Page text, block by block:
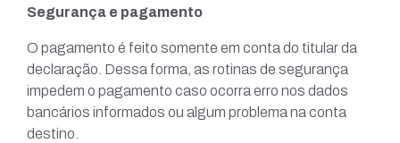
Segurança e pagamento
O pagamento é feito somente em conta do titular da
declaração. Dessa forma, as rotinas de segurança
impedem o pagamento caso ocorra erro nos dados
bancários informados ou algum problema na conta
destino.